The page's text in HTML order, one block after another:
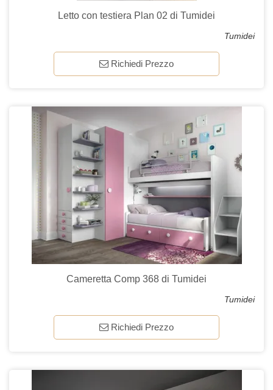
Letto con testiera Plan 02 di Tumidei
Tumidei
Richiedi Prezzo
Cameretta Comp 368 di Tumidei
Tumidei
Richiedi Prezzo